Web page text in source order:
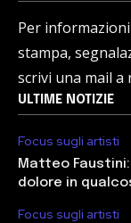
Per
stampa,
scrivi una mail a
ULTIME NOTIZIE
Focus sugli artisti
Matteo
dolore in
Focus sugli artisti